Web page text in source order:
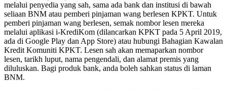
melalui penyedia yang sah, sama ada bank dan institusi di bawah
seliaan BNM atau pemberi pinjaman wang berlesen KPKT. Untuk
pemberi pinjaman wang berlesen, semak nombor lesen mereka
melalui aplikasi i-KrediKom (dilancarkan KPKT pada 5 April 2019,
ada di Google Play dan App Store) atau hubungi Bahagian Kawalan
Kredit Komuniti KPKT. Lesen sah akan memaparkan nombor
lesen, tarikh luput, nama pengendali, dan alamat premis yang
diluluskan. Bagi produk bank, anda boleh sahkan status di laman
BNM.